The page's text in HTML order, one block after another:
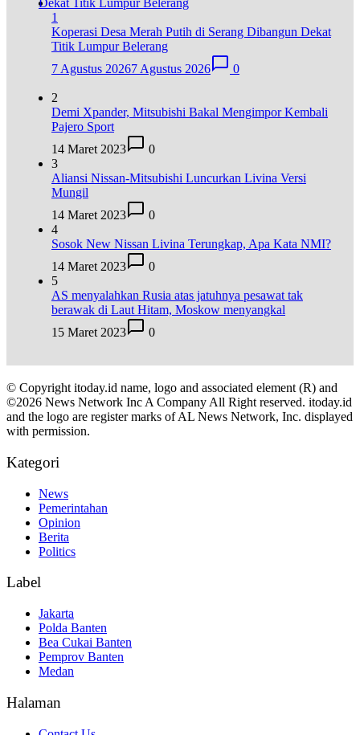
1
Koperasi Desa Merah Putih di Serang Dibangun Dekat
Titik Lumpur Belerang
7 Agustus 20267 Agustus 2026 0
2
Demi Xpander, Mitsubishi Bakal Mengimpor Kembali
Pajero Sport
14 Maret 2023
0
3
Aliansi Nissan-Mitsubishi Luncurkan Livina Versi
Mungil
14 Maret 2023
0
4
Sosok New Nissan Livina Terungkap, Apa Kata NMI?
14 Maret 2023
0
5
AS menyalahkan Rusia atas jatuhnya pesawat tak
berawak di Laut Hitam, Moskow menyangkal
15 Maret 2023
0
© Copyright itoday.id name, logo and associated element (R) and
©2026 News Network Inc A Company All Right reserved. itoday.id
and the logo are register marks of AL News Network, Inc. displayed
with permission.
Kategori
News
Pemerintahan
Opinion
Berita
Politics
Label
Jakarta
Polda Banten
Bea Cukai Banten
Pemprov Banten
Medan
Halaman